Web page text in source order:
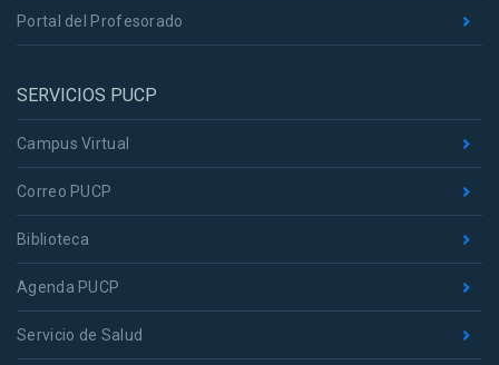
Portal del Profesorado
SERVICIOS PUCP
Campus Virtual
Correo PUCP
Biblioteca
Agenda PUCP
Servicio de Salud